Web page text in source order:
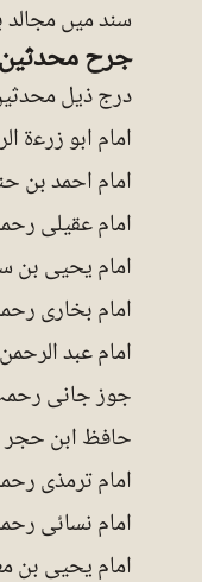
سند میں
جرح محدثین
درج ذیل
امام ابو زرعۃ
امام احمد بن
امام عقیلی
امام یحیی بن
امام بخاری
امام عبد
جوز جانی رحمہ
حافظ ابن حجر
امام ترمذی
امام نسائی
امام یحیی بن